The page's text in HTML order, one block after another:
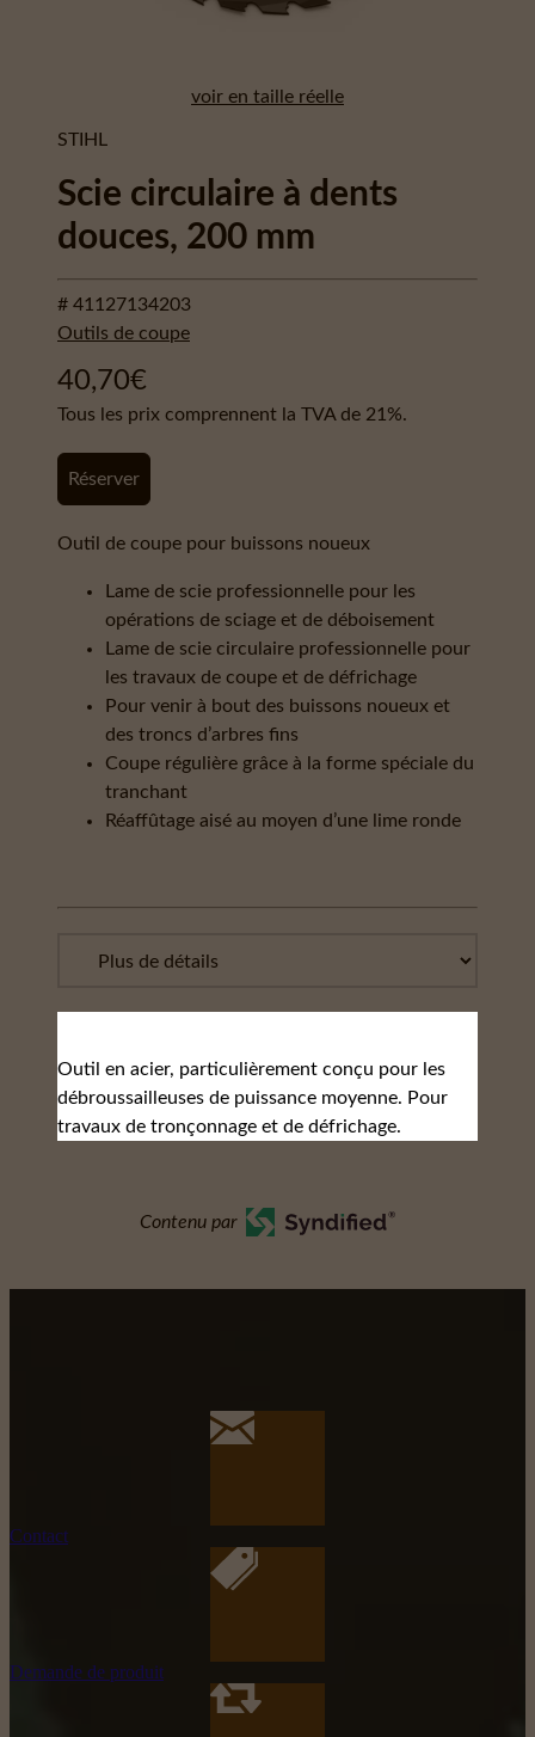
voir en taille réelle
STIHL
Scie circulaire à dents
douces, 200 mm
# 41127134203
Outils de coupe
40,70€
Tous les prix comprennent la TVA de 21%.
Réserver
Outil de coupe pour buissons noueux
Lame de scie professionnelle pour les
opérations de sciage et de déboisement
Lame de scie circulaire professionnelle pour
les travaux de coupe et de défrichage
Pour venir à bout des buissons noueux et
des troncs d’arbres fins
Coupe régulière grâce à la forme spéciale du
tranchant
Réaffûtage aisé au moyen d’une lime ronde
Outil en acier, particulièrement conçu pour les
débroussailleuses de puissance moyenne. Pour
travaux de tronçonnage et de défrichage.
Contenu par
Contact
Demande de produit